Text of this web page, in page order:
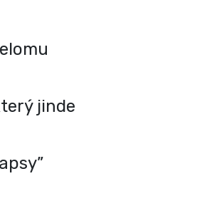
jinde